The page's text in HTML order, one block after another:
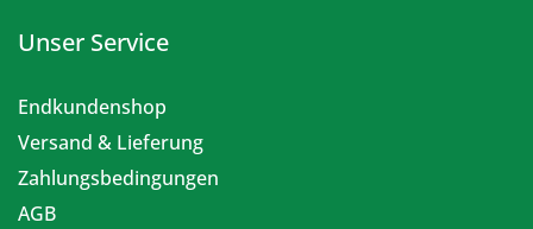
Unser Service
Endkundenshop
Versand & Lieferung
Zahlungsbedingungen
AGB